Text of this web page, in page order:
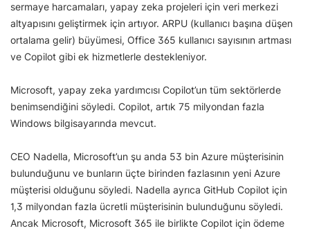
sermaye harcamaları, yapay zeka projeleri için veri merkezi
altyapısını geliştirmek için artıyor. ARPU (kullanıcı başına düşen
ortalama gelir) büyümesi, Office 365 kullanıcı sayısının artması
ve Copilot gibi ek hizmetlerle destekleniyor.
Microsoft, yapay zeka yardımcısı Copilot’un tüm sektörlerde
benimsendiğini söyledi. Copilot, artık 75 milyondan fazla
Windows bilgisayarında mevcut.
CEO Nadella, Microsoft’un şu anda 53 bin Azure müşterisinin
bulunduğunu ve bunların üçte birinden fazlasının yeni Azure
müşterisi olduğunu söyledi. Nadella ayrıca GitHub Copilot için
1,3 milyondan fazla ücretli müşterisinin bulunduğunu söyledi.
Ancak Microsoft, Microsoft 365 ile birlikte Copilot için ödeme